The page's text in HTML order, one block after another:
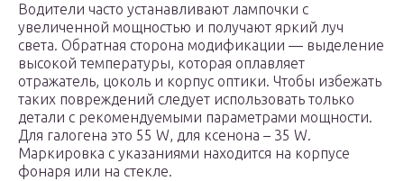
Водители часто устанавливают лампочки с
увеличенной мощностью и получают яркий луч
света. Обратная сторона модификации — выделение
высокой температуры, которая оплавляет
отражатель, цоколь и корпус оптики. Чтобы избежать
таких повреждений следует использовать только
детали с рекомендуемыми параметрами мощности.
Для галогена это 55 W, для ксенона – 35 W.
Маркировка с указаниями находится на корпусе
фонаря или на стекле.